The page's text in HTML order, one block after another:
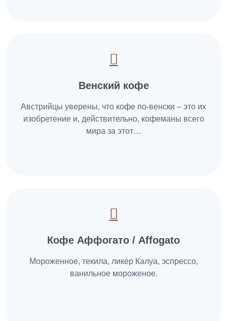
Венский кофе
Австрийцы уверены, что кофе по-венски – это их
изобретение и, действительно, кофеманы всего
мира за этот…
Кофе Аффогато / Affogato
Мороженное, текила, ликер Калуа, эспрессо,
ванильное мороженое.